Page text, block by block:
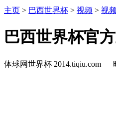
主页 > 巴西世界杯 > 视频 > 视
巴西世界杯官
体球网世界杯 2014.tiqiu.com